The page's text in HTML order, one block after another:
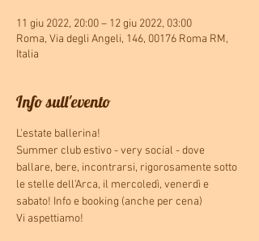
11 giu 2022, 20:00 – 12 giu 2022, 03:00
Roma, Via degli Angeli, 146, 00176 Roma RM,
Italia
Info sull'evento
L'estate ballerina!
Summer club estivo - very social - dove
ballare, bere, incontrarsi, rigorosamente sotto
le stelle dell'Arca, il mercoledì, venerdì e
sabato! Info e booking (anche per cena)
Vi aspettiamo!